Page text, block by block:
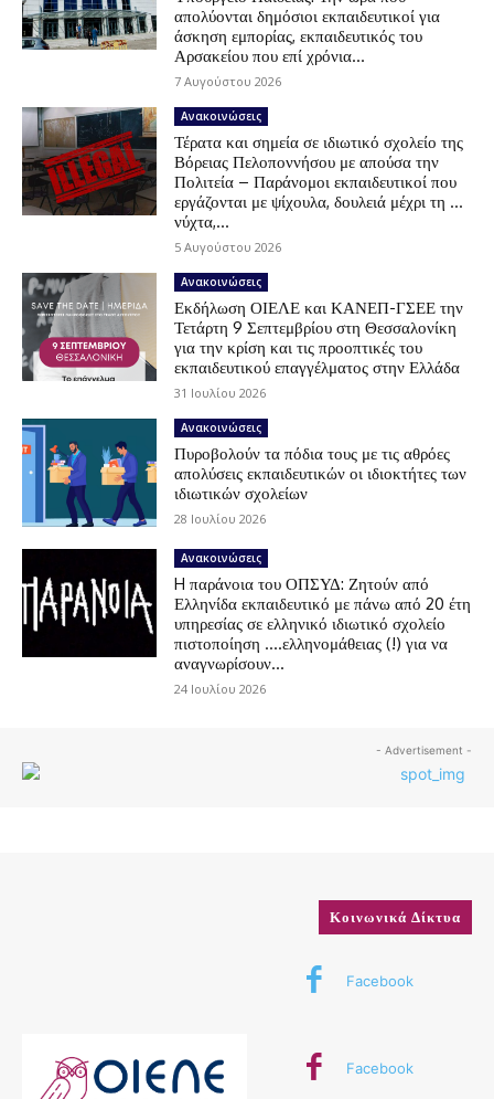
απολύονται δημόσιοι εκπαιδευτικοί για
άσκηση εμπορίας, εκπαιδευτικός του
Αρσακείου που επί χρόνια...
7 Αυγούστου 2026
Ανακοινώσεις
Τέρατα και σημεία σε ιδιωτικό σχολείο της
Βόρειας Πελοποννήσου με απούσα την
Πολιτεία – Παράνομοι εκπαιδευτικοί που
εργάζονται με ψίχουλα, δουλειά μέχρι τη …
νύχτα,...
5 Αυγούστου 2026
Ανακοινώσεις
Εκδήλωση ΟΙΕΛΕ και ΚΑΝΕΠ-ΓΣΕΕ την
Τετάρτη 9 Σεπτεμβρίου στη Θεσσαλονίκη
για την κρίση και τις προοπτικές του
εκπαιδευτικού επαγγέλματος στην Ελλάδα
31 Ιουλίου 2026
Ανακοινώσεις
Πυροβολούν τα πόδια τους με τις αθρόες
απολύσεις εκπαιδευτικών οι ιδιοκτήτες των
ιδιωτικών σχολείων
28 Ιουλίου 2026
Ανακοινώσεις
H παράνοια του ΟΠΣΥΔ: Ζητούν από
Ελληνίδα εκπαιδευτικό με πάνω από 20 έτη
υπηρεσίας σε ελληνικό ιδιωτικό σχολείο
πιστοποίηση ….ελληνομάθειας (!) για να
αναγνωρίσουν...
24 Ιουλίου 2026
- Advertisement -
Κοινωνικά Δίκτυα
Facebook
Facebook